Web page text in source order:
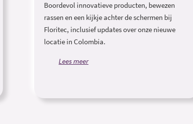
Boordevol innovatieve producten, bewezen
rassen en een kijkje achter de schermen bij
Floritec, inclusief updates over onze nieuwe
locatie in Colombia.
Lees meer